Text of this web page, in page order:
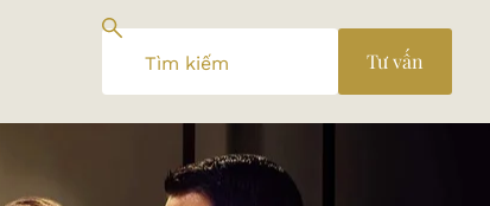
Tư vấn